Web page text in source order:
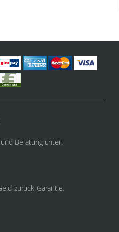
Beratung unter:
zurück-Garantie.